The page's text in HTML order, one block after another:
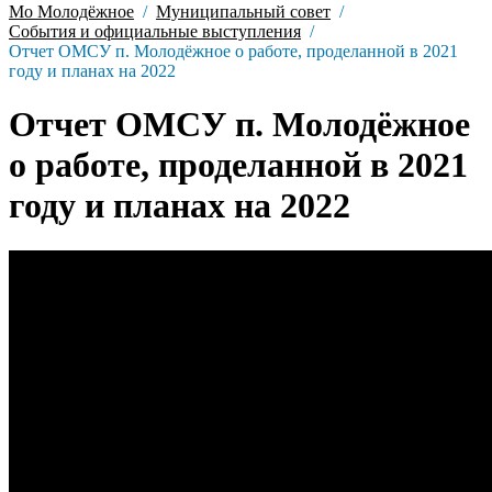
Мо Молодёжное
Муниципальный совет
События и официальные выступления
Отчет ОМСУ п. Молодёжное о работе, проделанной в 2021
году и планах на 2022
Отчет ОМСУ п. Молодёжное
о работе, проделанной в 2021
году и планах на 2022